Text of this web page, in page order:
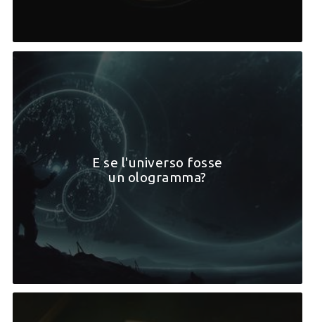
E se l'universo fosse
un ologramma?